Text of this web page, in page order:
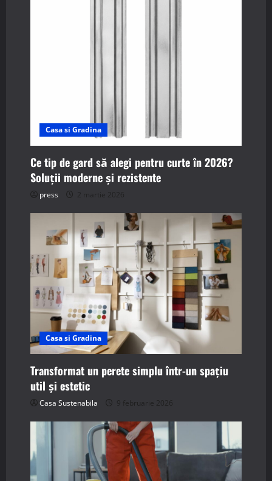
Casa si Gradina
Ce tip de gard să alegi pentru curte în 2026?
Soluții moderne și rezistente
press 2 martie 2026
Casa si Gradina
Transformat un perete simplu într-un spațiu
util și estetic
Casa Sustenabila 9 februarie 2026